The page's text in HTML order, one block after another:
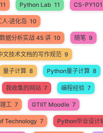
11 Python Lab 11 CS-
人·进化岛 10
数据分析实战 45 讲 10 随笔 9
文技术文档的写作规范 9
量子计算 8 Python量子计算 8
我收集的网站 7 编程经验 7
工 7 GTIIT Moodle 7
Technology 7 Python毕业设计